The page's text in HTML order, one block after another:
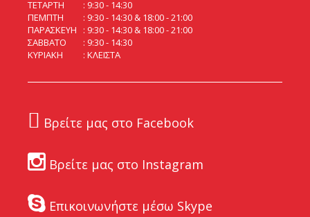
ΤΕΤΑΡΤΗ
9:30 - 14:30
ΠΕΜΠΤΗ
9:30 - 14:30 & 18:00 - 21:00
ΠΑΡΑΣΚΕΥΗ
9:30 - 14:30 & 18:00 - 21:00
ΣΑΒΒΑΤΟ
9:30 - 14:30
ΚΥΡΙΑΚΗ
ΚΛΕΙΣΤΑ
Βρείτε μας στο Facebook
Βρείτε μας στο Instagram
Επικοινωνήστε μέσω Skype